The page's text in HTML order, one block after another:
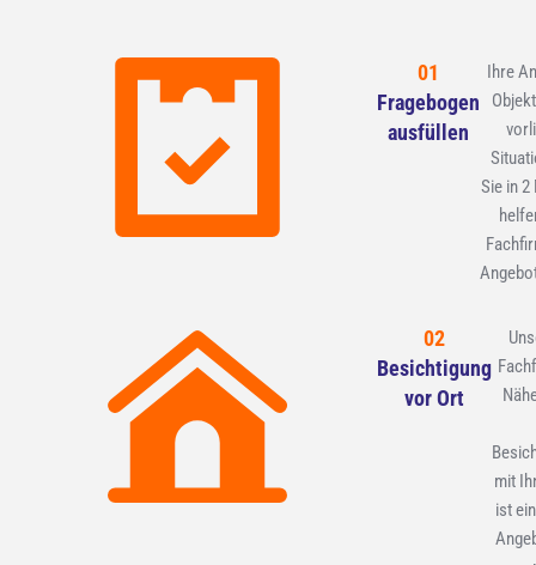
01
Fragebogen
ausfüllen
Ihre
Sie in 2
02
Besichtigung
vor Ort
mit
ist